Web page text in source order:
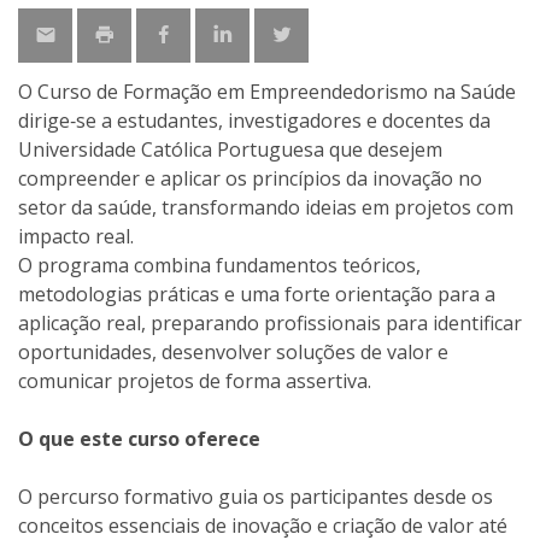
O Curso de Formação em Empreendedorismo na Saúde
dirige‑se a estudantes, investigadores e docentes da
Universidade Católica Portuguesa que desejem
compreender e aplicar os princípios da inovação no
setor da saúde, transformando ideias em projetos com
impacto real.
O programa combina fundamentos teóricos,
metodologias práticas e uma forte orientação para a
aplicação real, preparando profissionais para identificar
oportunidades, desenvolver soluções de valor e
comunicar projetos de forma assertiva.
O que este curso oferece
O percurso formativo guia os participantes desde os
conceitos essenciais de inovação e criação de valor até